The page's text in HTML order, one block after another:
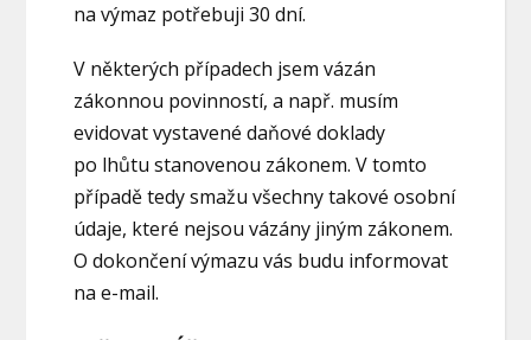
na výmaz potřebuji 30 dní.
V některých případech jsem vázán
zákonnou povinností, a např. musím
evidovat vystavené daňové doklady
po lhůtu stanovenou zákonem. V tomto
případě tedy smažu všechny takové osobní
údaje, které nejsou vázány jiným zákonem.
O dokončení výmazu vás budu informovat
na e-mail.